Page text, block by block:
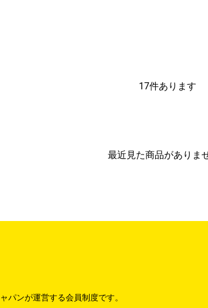
17件あります
最近見た商品がありま
パンが運営する会員制度です。